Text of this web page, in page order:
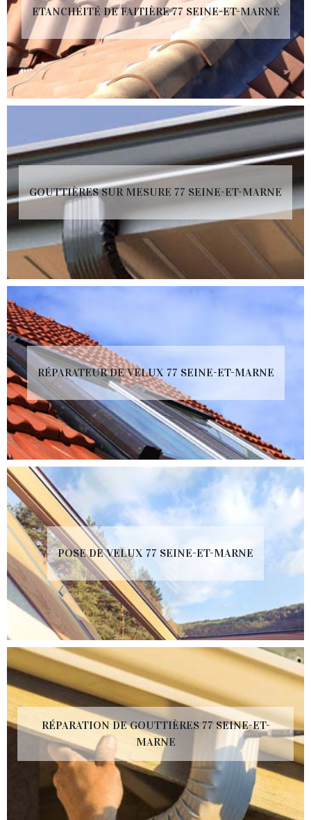
ETANCHÉITÉ DE FAITIÈRE 77 SEINE-ET-MARNE
GOUTTIÈRES SUR MESURE 77 SEINE-ET-MARNE
RÉPARATEUR DE VELUX 77 SEINE-ET-MARNE
POSE DE VELUX 77 SEINE-ET-MARNE
RÉPARATION DE GOUTTIÈRES 77 SEINE-ET-
MARNE